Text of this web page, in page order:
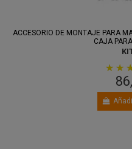
ACCESORIO DE MONTAJE PARA
CAJA